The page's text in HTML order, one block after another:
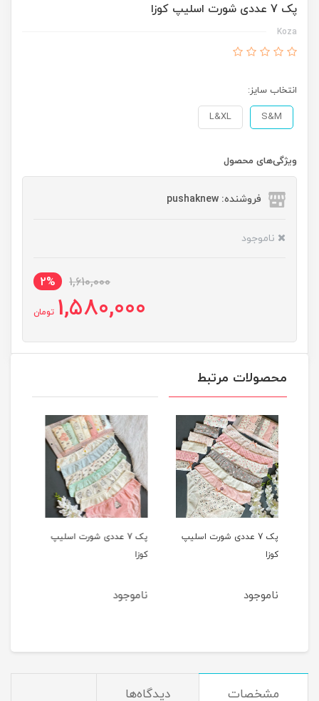
پک 7 عددی شورت اسلیپ کوزا
Koza
انتخاب سایز:
S&M
L&XL
ویژگی‌های محصول
فروشنده: pushaknew
ناموجود
1,610,000
2%
1,580,000 تومان
محصولات مرتبط
پک 7 عددی شورت اسلیپ
کوزا
ناموجود
پک 5 عددی شورت اسلیپ
کوزا
مشخصات دیدگاه‌ها